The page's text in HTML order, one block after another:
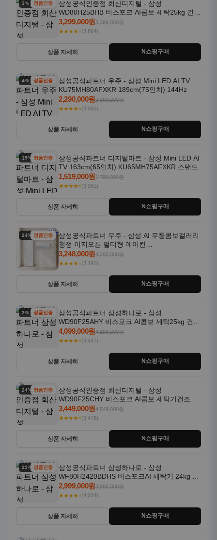
3% 할인정품인증
삼성공식인증점 회산디지털 - 삼성
WD80H25BHB 비스포크 AI콤보 세탁25kg 건조
18kg 26년형 일체형 1등급
3,299,000원3,399,000원
★★★★⭐(3,864)
상품 자세히 N쇼핑구매
4% 할인정품인증
삼성공식파트너 우주 - 삼성 Mini LED AI TV
KU75MH80AFXKR 189cm(75인치) 144Hz
2,290,000원2,390,000원
★★★★⭐(3,065)
상품 자세히 N쇼핑구매
15% 할인정품인증
삼성공식파트너 디지털마트 - 삼성 Mini LED AI
TV 163cm(65인치) KU65MH75AFXKR 스탠드
1,519,000원1,790,000원
★★★★⭐(3,061)
상품 자세히 N쇼핑구매
24% 할인정품인증
삼성공식파트너 우주 - 삼성 AI 무풍콤보갤러리
청정 이지오픈 멀티형 에어컨
AF80F17D22WRS 기본설치포함
3,248,000원4,290,000원
★★★★⭐(3,191)
상품 자세히 N쇼핑구매
2% 할인정품인증
삼성공식파트너 삼성하나로 - 삼성
WD90F25AHY 비스포크 AI콤보 세탁25kg 건조
18kg 자동문열림 1등급
4,099,000원4,199,000원
★★★★⭐(3,447)
상품 자세히 N쇼핑구매
24% 할인정품인증
삼성공식인증점 회산디지털 - 삼성
WD90F25CHY 비스포크 AI콤보 세탁기건조기
일체형 25kg+18kg 1등급
3,449,000원4,548,000원
★★★★⭐(3,476)
상품 자세히 N쇼핑구매
25% 할인정품인증
삼성공식파트너 삼성하나로 - 삼성
WF80H2420BDHS 비스포크AI 세탁기 24kg 건
조기 20kg 세제자동투입
2,999,000원3,998,000원
★★★★⭐(4,034)
상품 자세히 N쇼핑구매